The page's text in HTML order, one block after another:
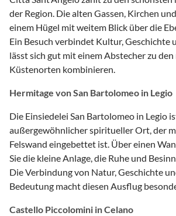
der Region. Die alten Gassen, Kirchen
einem Hügel mit weitem Blick über die
Ein Besuch verbindet Kultur, Geschichte
lässt sich gut mit einem Abstecher zu den
Küstenorten kombinieren.
Hermitage von San Bartolomeo in Legio
Die Einsiedelei San Bartolomeo in Legio
außergewöhnlicher spiritueller Ort, der
Felswand eingebettet ist. Über einen
Sie die kleine Anlage, die Ruhe und
Die Verbindung von Natur, Geschichte
Bedeutung macht diesen Ausflug
Castello Piccolomini in Celano